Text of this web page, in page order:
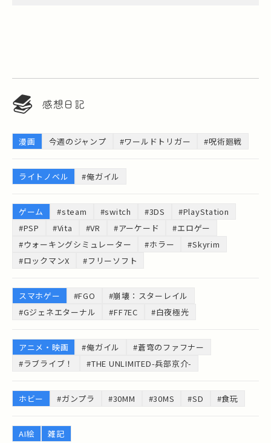
感想日記
漫画 今週のジャンプ #ワールドトリガー #呪術廻戦
ライトノベル #俺ガイル
ゲーム #steam #switch #3DS
#PlayStation
#PSP
#Vita #VR #アーケード
#エロゲー
#ウォーキングシミュレーター
#ホラー
#Skyrim
#ロックマンX
#フリーソフト
スマホゲー #FGO
#崩壊：スターレイル
#Gジェネエターナル
#FF7EC #白夜極光
アニメ・映画 #俺ガイル
#蒼穹のファフナー
#ラブライブ！
#THE UNLIMITED-兵部京介-
ホビー #ガンプラ #30MM #30MS #SD #食玩
AI絵 雑記